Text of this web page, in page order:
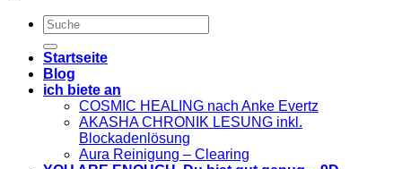
Startseite
Blog
ich biete an
COSMIC HEALING nach Anke Evertz
AKASHA CHRONIK LESUNG inkl.
Blockadenlösung
Aura Reinigung – Clearing